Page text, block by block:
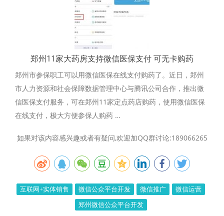
郑州11家大药房支持微信医保支付 可无卡购药
郑州市参保职工可以用微信医保在线支付购药了。近日，郑州
市人力资源和社会保障数据管理中心与腾讯公司合作，推出微
信医保支付服务，可在郑州11家定点药店购药，使用微信医保
在线支付，极大方便参保人购药 …
如果对该内容感兴趣或者有疑问,欢迎加QQ群讨论:189066265
互联网+实体销售 微信公众平台开发 微信推广
微信运营
郑州微信公众平台开发